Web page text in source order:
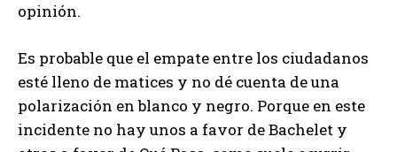
opinión.
Es probable que el empate entre los ciudadanos
esté lleno de matices y no dé cuenta de una
polarización en blanco y negro. Porque en este
incidente no hay unos a favor de Bachelet y